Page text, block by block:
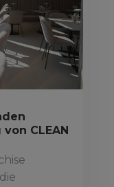
CLEAN